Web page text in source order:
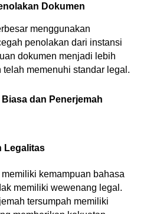
Dokumen
menggunakan
penolakan dari instansi
dokumen menjadi lebih
telah memenuhi standar legal.
dan Penerjemah
Legalitas
kemampuan bahasa
memiliki wewenang legal.
tersumpah memiliki